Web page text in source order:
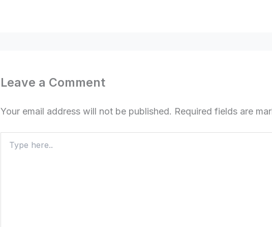
Leave a Comment
Your email address will not be published. Required fields are
here..